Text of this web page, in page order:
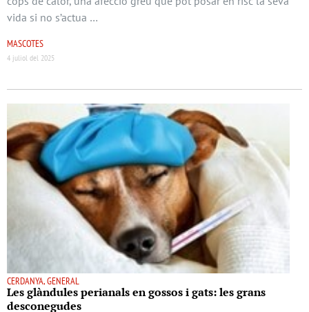
vida si no s’actua …
MASCOTES
4 juliol del 2025
CERDANYA, GENERAL
Les glàndules perianals en gossos i gats: les grans
desconegudes